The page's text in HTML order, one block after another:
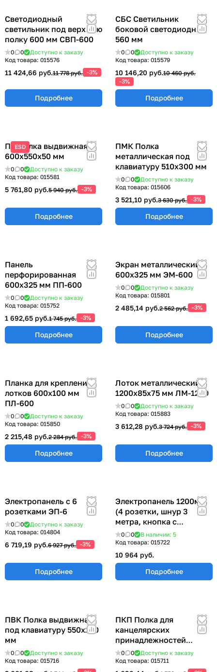
Светодиодный
светильник под верхнюю
полку 600 мм СВП-600
0 0
Доступно к заказу
Код товара: 015576
11 424,66 руб.11 778 руб. -3%
Подробнее
СБС Светильник
боковой светодиодный
560 мм
0 0
Доступно к заказу
Код товара: 015579
10 146,20 руб.10 460 руб.
-3%
Подробнее
ESD
ПВ Полка выдвижная
600х550х50 мм
0 0
Доступно к заказу
Код товара: 015581
5 761,80 руб.5 940 руб. -3%
Подробнее
ПМК Полка
металлическая под
клавиатуру 510х300 мм
0 0
Доступно к заказу
Код товара: 015606
3 521,10 руб.3 630 руб. -3%
Подробнее
Панель
перфорированная
600х325 мм ПП-600
0 0
Доступно к заказу
Код товара: 015752
1 692,65 руб.1 745 руб. -3%
Подробнее
Экран металлический
600х325 мм ЭМ-600
0 0
Доступно к заказу
Код товара: 015801
2 485,14 руб.2 562 руб. -3%
Подробнее
Планка для крепления
лотков 600х100 мм
ПЛ-600
0 0
Доступно к заказу
Код товара: 015850
2 215,48 руб.2 284 руб. -3%
Подробнее
Лоток металлический
1200х85х75 мм ЛМ-1200
0 0
Доступно к заказу
Код товара: 015883
3 612,28 руб.3 724 руб. -3%
Подробнее
Электропанель с 6
розетками ЭП-6
0 0
Доступно к заказу
Код товара: 014804
6 719,19 руб.6 927 руб. -3%
Подробнее
Электропанель 1200мм
(4 розетки, шнур 3
метра, кнопка с
индикацией питания)
ЭПА-1200
0 0
В наличии: 5
Код товара: 015722
10 964 руб.
Подробнее
ПВК Полка выдвижная
под клавиатуру 550х250
мм
0 0
Доступно к заказу
Код товара: 015716
ПКП Полка для
канцелярских
принадлежностей
300х100 мм
0 0
Доступно к заказу
Код товара: 015711